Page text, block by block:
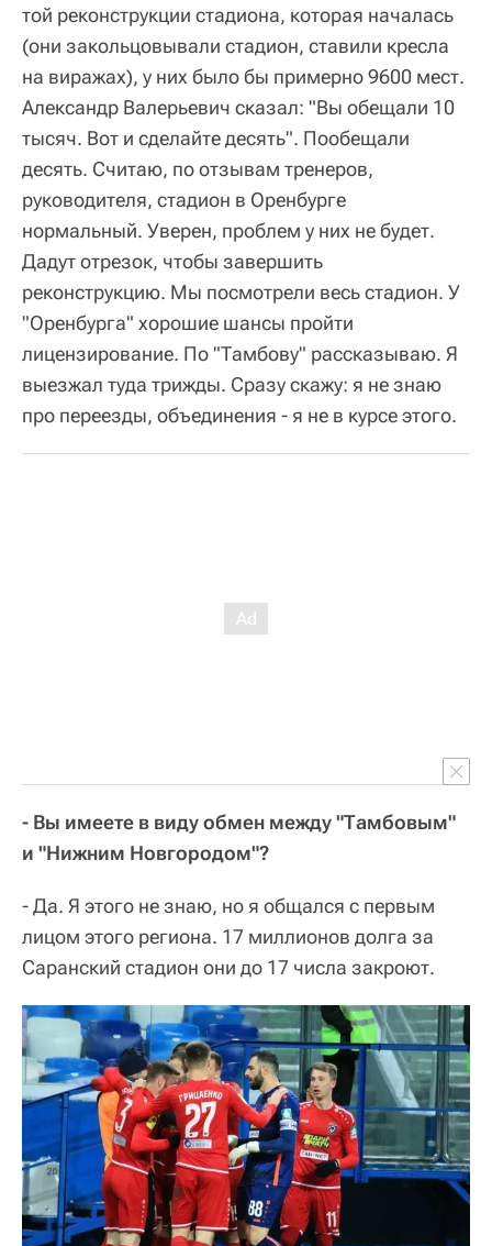
той реконструкции стадиона, которая началась
(они закольцовывали стадион, ставили кресла
на виражах), у них было бы примерно 9600 мест.
Александр Валерьевич сказал: "Вы обещали 10
тысяч. Вот и сделайте десять". Пообещали
десять. Считаю, по отзывам тренеров,
руководителя, стадион в Оренбурге
нормальный. Уверен, проблем у них не будет.
Дадут отрезок, чтобы завершить
реконструкцию. Мы посмотрели весь стадион. У
"Оренбурга" хорошие шансы пройти
лицензирование. По "Тамбову" рассказываю. Я
выезжал туда трижды. Сразу скажу: я не знаю
про переезды, объединения - я не в курсе этого.
- Вы имеете в виду обмен между "Тамбовым"
и "Нижним Новгородом"?
- Да. Я этого не знаю, но я общался с первым
лицом этого региона. 17 миллионов долга за
Саранский стадион они до 17 числа закроют.